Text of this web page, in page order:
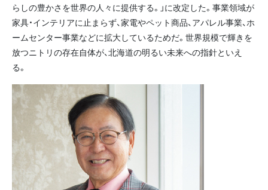
らしの豊かさを世界の人々に提供する。」に改定した。事業領域が
家具・インテリアに止まらず、家電やペット商品、アパレル事業、ホ
ームセンター事業などに拡大しているためだ。世界規模で輝きを
放つニトリの存在自体が、北海道の明るい未来への指針といえ
る。